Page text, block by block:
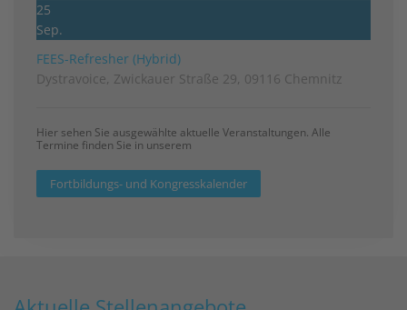
25
Sep.
FEES-Refresher (Hybrid)
Dystravoice, Zwickauer Straße 29, 09116 Chemnitz
Hier sehen Sie ausgewählte aktuelle Veranstaltungen. Alle
Termine finden Sie in unserem
Fortbildungs- und Kongresskalender